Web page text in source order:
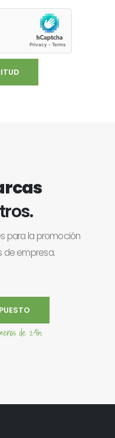
para la promoción
de empresa.
de 24h.